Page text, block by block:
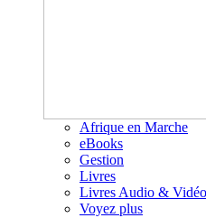
Afrique en Marche
eBooks
Gestion
Livres
Livres Audio & Vidéo
Voyez plus